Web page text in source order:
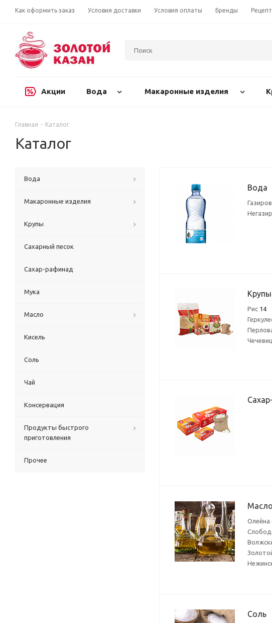
Как оформить заказ Условия доставки Условия оплаты Бренды
Акции Вода Макаронные изделия
Главная - Каталог
Каталог
Вода
Крупы
Рис 14
Масло
Олейна
Соль
Вода
Макаронные изделия
Крупы
Сахарный песок
Сахар-рафинад
Мука
Масло
Кисель
Соль
Чай
Консервация
Продукты быстрого
приготовления
Прочее